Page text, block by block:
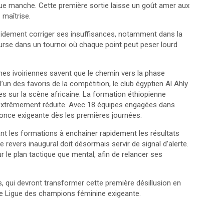
manche. Cette première sortie laisse un goût amer aux
corriger ses insuffisances, notamment dans la
dans un tournoi où chaque point peut peser lourd
ivoiriennes savent que le chemin vers la phase
des favoris de la compétition, le club égyptien Al Ahly
sur la scène africaine. La formation éthiopienne
réduite. Avec 18 équipes engagées dans
exigeante dès les premières journées.
les formations à enchaîner rapidement les résultats
inaugural doit désormais servir de signal d’alerte.
le plan tactique que mental, afin de relancer ses
qui devront transformer cette première désillusion en
des champions féminine exigeante.